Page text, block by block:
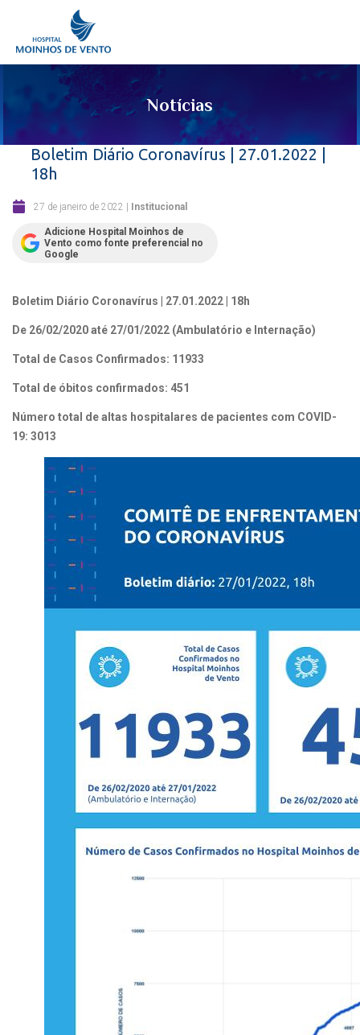
Notícias
Boletim Diário Coronavírus | 27.01.2022 |
18h
27 de janeiro de 2022 | Institucional
Adicione Hospital Moinhos de
Vento como fonte preferencial no
Google
Boletim Diário Coronavírus | 27.01.2022 | 18h
De 26/02/2020 até 27/01/2022 (Ambulatório e Internação)
Total de Casos Confirmados: 11933
Total de óbitos confirmados: 451
Número total de altas hospitalares de pacientes com COVID-
19: 3013